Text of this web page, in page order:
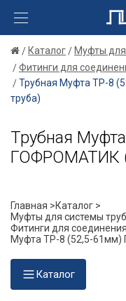
Каталог
Муфты для
Фитинги для
Трубная Муфта ТР-8
труба)
Трубная
ГОФРОМАТИК
Главная >Каталог >
Муфты для системы
Фитинги для
Муфта ТР-8 (52,5-
Каталог